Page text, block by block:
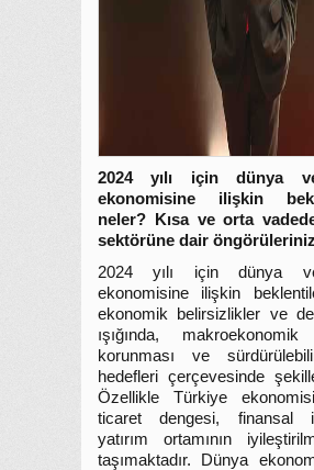
2024 yılı için dünya
ekonomisine ilişkin
neler? Kısa ve orta
sektörüne dair
2024 yılı için dünya
ekonomisine ilişkin
ekonomik belirsizlikler ve
ışığında, makroekonomik
korunması ve
hedefleri çerçevesinde
Özellikle Türkiye
ticaret dengesi, finansal
yatırım ortamının
taşımaktadır. Dünya